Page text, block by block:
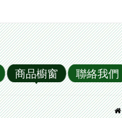
商品櫥窗 聯絡我們